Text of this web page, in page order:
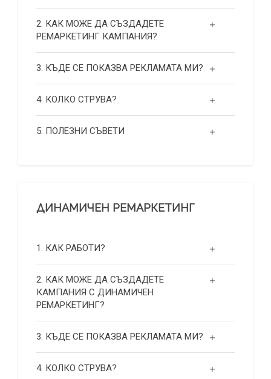
2. КАК МОЖЕ ДА СЪЗДАДЕТЕ
РЕМАРКЕТИНГ КАМПАНИЯ?
3. КЪДЕ СЕ ПОКАЗВА РЕКЛАМАТА МИ?
4. КОЛКО СТРУВА?
5. ПОЛЕЗНИ СЪВЕТИ
ДИНАМИЧЕН РЕМАРКЕТИНГ
1. КАК РАБОТИ?
2. КАК МОЖЕ ДА СЪЗДАДЕТЕ
КАМПАНИЯ С ДИНАМИЧЕН
РЕМАРКЕТИНГ?
3. КЪДЕ СЕ ПОКАЗВА РЕКЛАМАТА МИ?
4. КОЛКО СТРУВА?